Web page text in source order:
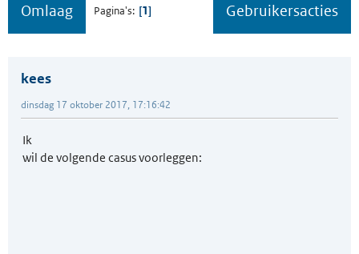
Omlaag Pagina's 1 Gebruikersacties
kees
dinsdag 17 oktober 2017, 17:16:42
Ik
wil de volgende casus voorleggen: